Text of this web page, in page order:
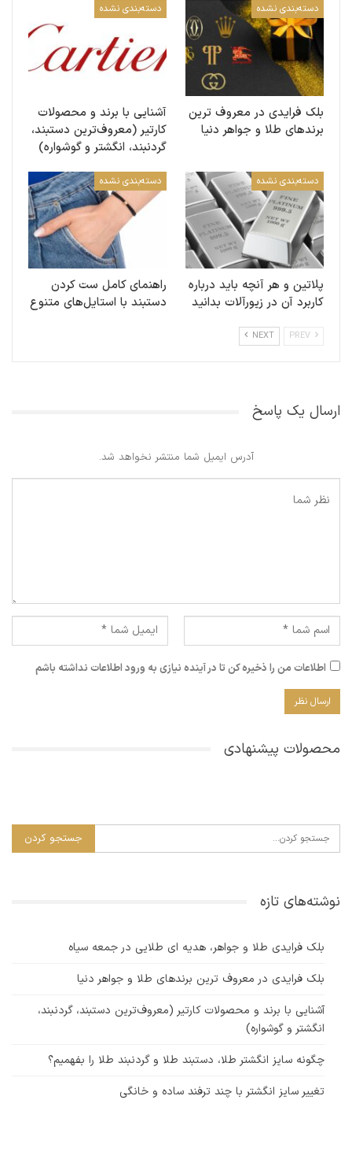
دسته‌بندی نشده
بلک فرایدی در معروف ترین
برندهای طلا و جواهر دنیا
دسته‌بندی نشده
آشنایی با برند و محصولات
کارتیر (معروف‌ترین دستبند،
گردنبند، انگشتر و گوشواره)
دسته‌بندی نشده
پلاتین و هر آنچه باید درباره
کاربرد آن در زیورآلات بدانید
دسته‌بندی نشده
راهنمای کامل ست کردن
دستبند با استایل‌های متنوع
NEXT
ارسال یک پاسخ
آدرس ایمیل شما منتشر نخواهد شد.
اطلاعات من را ذخیره کن تا در آینده نیازی به ورود اطلاعات نداشته باشم
محصولات پیشنهادی
نوشته‌های تازه
بلک فرایدی طلا و جواهر، هدیه ای طلایی در جمعه سیاه
بلک فرایدی در معروف ترین برندهای طلا و جواهر دنیا
آشنایی با برند و محصولات کارتیر (معروف‌ترین دستبند، گردنبند،
انگشتر و گوشواره)
چگونه سایز انگشتر طلا، دستبند طلا و گردنبند طلا را بفهمیم؟
تغییر سایز انگشتر با چند ترفند ساده و خانگی